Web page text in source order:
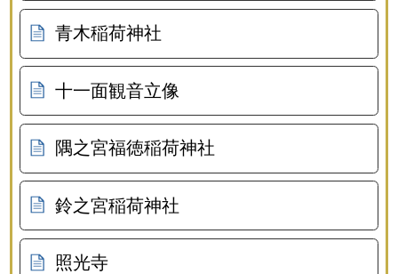
青木稲荷神社
十一面観音立像
隅之宮福徳稲荷神社
鈴之宮稲荷神社
照光寺